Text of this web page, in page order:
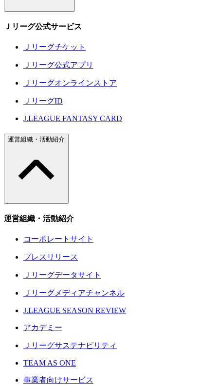
Ｊリーグ公式サービス
Ｊリーグチケット
Ｊリーグ公式アプリ
Ｊリーグオンラインストア
ＪリーグID
J.LEAGUE FANTASY CARD
運営組織・活動紹介
運営組織・活動紹介
コーポレートサイト
プレスリリース
Ｊリーグデータサイト
Ｊリーグメディアチャンネル
J.LEAGUE SEASON REVIEW
アカデミー
Ｊリーグサステナビリティ
TEAM AS ONE
事業者向けサービス